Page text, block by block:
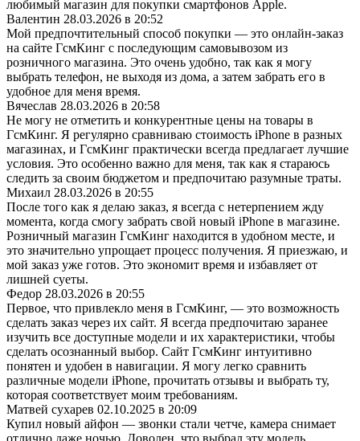
любимый магазин для покупки смартфонов Apple.
Валентин 28.03.2026 в 20:52
Мой предпочтительный способ покупки — это онлайн-заказ
на сайте ГсмКинг с последующим самовывозом из
розничного магазина. Это очень удобно, так как я могу
выбрать телефон, не выходя из дома, а затем забрать его в
удобное для меня время.
Вячеслав 28.03.2026 в 20:58
Не могу не отметить и конкурентные цены на товары в
ГсмКинг. Я регулярно сравниваю стоимость iPhone в разных
магазинах, и ГсмКинг практически всегда предлагает лучшие
условия. Это особенно важно для меня, так как я стараюсь
следить за своим бюджетом и предпочитаю разумные траты.
Михаил 28.03.2026 в 20:55
После того как я делаю заказ, я всегда с нетерпением жду
момента, когда смогу забрать свой новый iPhone в магазине.
Розничный магазин ГсмКинг находится в удобном месте, и
это значительно упрощает процесс получения. Я приезжаю, и
мой заказ уже готов. Это экономит время и избавляет от
лишней суеты.
Федор 28.03.2026 в 20:55
Первое, что привлекло меня в ГсмКинг, — это возможность
сделать заказ через их сайт. Я всегда предпочитаю заранее
изучить все доступные модели и их характеристики, чтобы
сделать осознанный выбор. Сайт ГсмКинг интуитивно
понятен и удобен в навигации. Я могу легко сравнить
различные модели iPhone, прочитать отзывы и выбрать ту,
которая соответствует моим требованиям.
Матвей сухарев 02.10.2025 в 20:09
Купил новый айфон — звонки стали четче, камера снимает
отлично даже ночью. Доволен, что выбрал эту модель.